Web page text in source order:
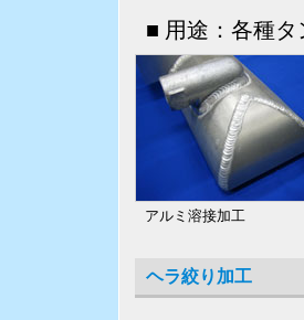
■ 用途：各種
アルミ溶接加工
ヘラ絞り加工